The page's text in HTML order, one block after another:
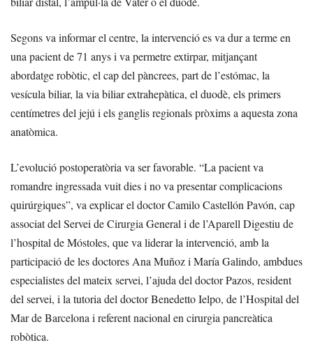
Segons va informar el centre, la intervenció es va dur a terme en
una pacient de 71 anys i va permetre extirpar, mitjançant
abordatge robòtic, el cap del pàncrees, part de l’estómac, la
vesícula biliar, la via biliar extrahepàtica, el duodè, els primers
centímetres del jejú i els ganglis regionals pròxims a aquesta zona
anatòmica.
L’evolució postoperatòria va ser favorable. “La pacient va
romandre ingressada vuit dies i no va presentar complicacions
quirúrgiques”, va explicar el doctor Camilo Castellón Pavón, cap
associat del Servei de Cirurgia General i de l’Aparell Digestiu de
l’hospital de Móstoles, que va liderar la intervenció, amb la
participació de les doctores Ana Muñoz i María Galindo, ambdues
especialistes del mateix servei, l’ajuda del doctor Pazos, resident
del servei, i la tutoria del doctor Benedetto Ielpo, de l’Hospital del
Mar de Barcelona i referent nacional en cirurgia pancreàtica
robòtica.